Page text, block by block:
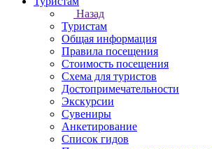
Назад
Туристам
Общая информация
Правила посещения
Стоимость посещения
Схема для туристов
Достопримечательности
Экскурсии
Сувениры
Анкетирование
Список гидов